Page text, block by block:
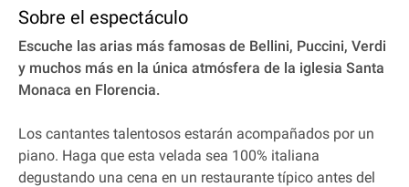
Sobre el espectáculo
Escuche las arias más famosas de Bellini, Puccini, Verdi
y muchos más en la única atmósfera de la iglesia Santa
Monaca en Florencia.
Los cantantes talentosos estarán acompañados por un
piano. Haga que esta velada sea 100% italiana
degustando una cena en un restaurante típico antes del